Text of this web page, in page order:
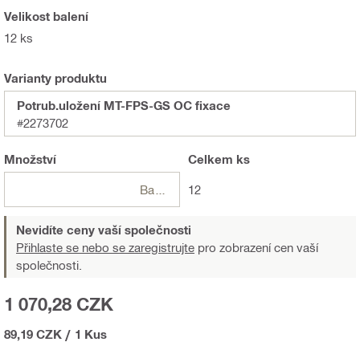
Velikost balení
12 ks
Varianty produktu
Potrub.uložení MT-FPS-GS OC fixace
#2273702
Množství Celkem ks
12
Nevidíte ceny vaší společnosti
Přihlaste se nebo se zaregistrujte pro zobrazení cen vaší
společnosti.
1 070,28 CZK
89,19 CZK / 1 Kus